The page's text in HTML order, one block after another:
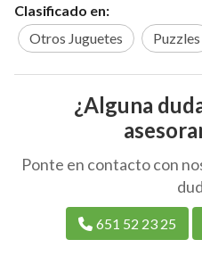
Clasificado en:
Otros Juguetes
Puzzles
¿Alguna
Ponte en contacto con
651 52 23 25